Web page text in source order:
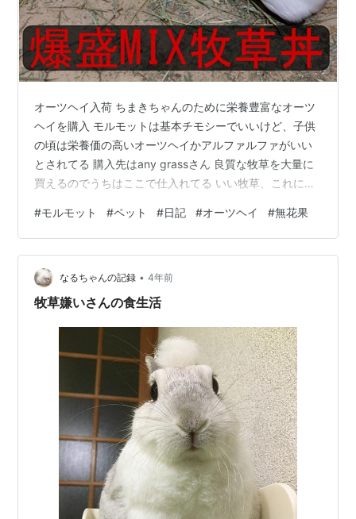
オーツヘイ入荷 ちまきちゃんのために栄養豊富なオーツ
ヘイを購入 モルモットは基本チモシーでいいけど、子供
の頃は栄養価の高いオーツヘイかアルファルファがいい
とされてる 購入先はany grassさん 良質な牧草を大量に
買えるのでうちはここで仕入れてる いい牧草、これには
ーツヘイいっぱい食べてほしいのでオーツヘイをぎっし
り チモシーも少しはいってる 横からもそもそ食べてる
うーん。可愛い もこちゃんたちにもオーツヘイ もこちゃ
んたちにもオーツヘイをプレゼント なんか、爆盛にして
しまった まぁそのうち食べるでしょう 早速食べる小町
#モルモット #ペット #日記 #オーツヘイ #無花果
なるちゃんの記録 • 4年前
牧草嫌いさんの食生活